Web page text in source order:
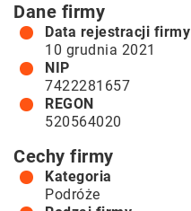
Dane firmy
Data rejestracji firmy
10 grudnia 2021
NIP
7422281657
REGON
520564020
Cechy firmy
Kategoria
Podróże